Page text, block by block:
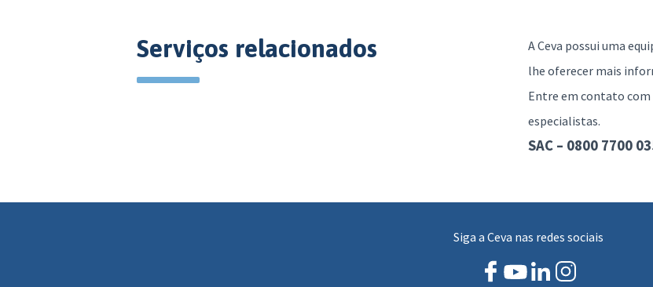
Serviços relacionados
A Ceva possui uma
lhe oferecer mais
Entre em contato com
especialistas.
SAC – 0800 7700
Siga a Ceva nas redes sociais